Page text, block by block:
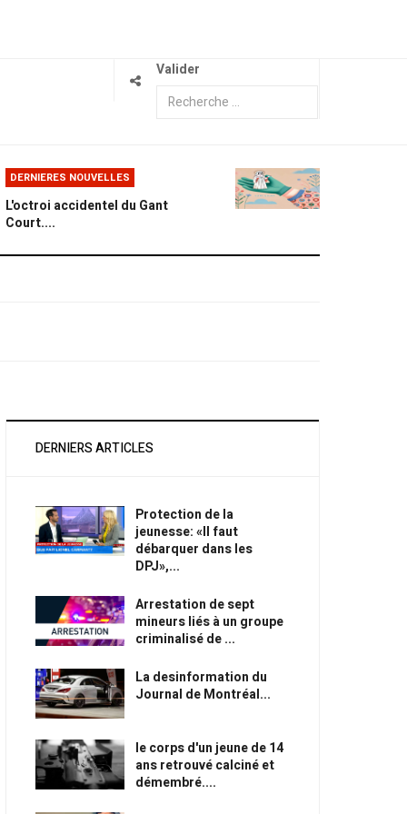
Valider
DERNIERES NOUVELLES
L'octroi accidentel du Gant
Court....
DERNIERS ARTICLES
Protection de la
jeunesse: «Il faut
débarquer dans les
DPJ»,...
Arrestation de sept
mineurs liés à un groupe
criminalisé de ...
La desinformation du
Journal de Montréal...
le corps d'un jeune de 14
ans retrouvé calciné et
démembré....